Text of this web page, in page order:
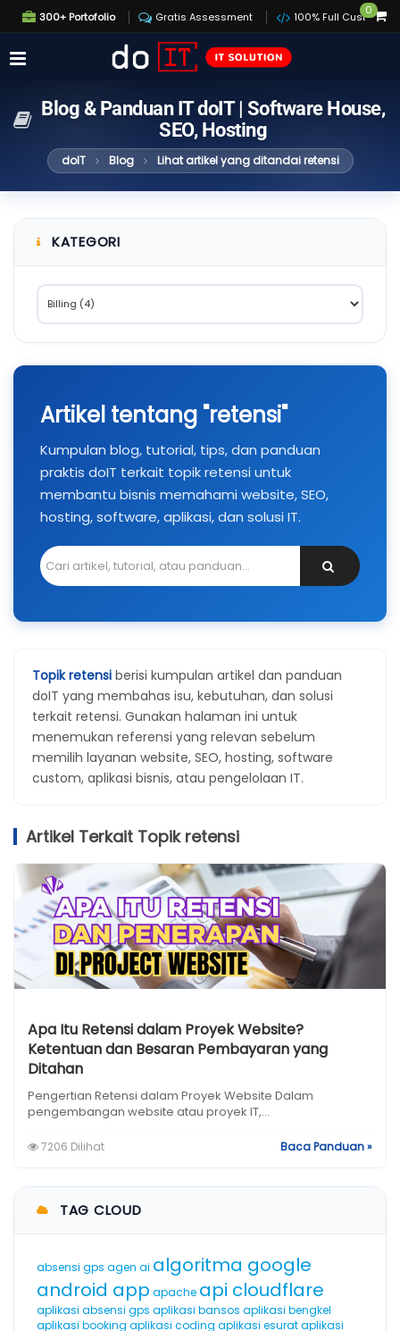
300+ Portofolio Gratis Assessment 100% Full Custom
0
Blog & Panduan IT doIT | Software House,
SEO, Hosting
doIT Blog Lihat artikel yang ditandai retensi
KATEGORI
Artikel tentang "retensi"
Kumpulan blog, tutorial, tips, dan panduan
praktis doIT terkait topik retensi untuk
membantu bisnis memahami website, SEO,
hosting, software, aplikasi, dan solusi IT.
Topik retensi berisi kumpulan artikel dan panduan
doIT yang membahas isu, kebutuhan, dan solusi
terkait retensi. Gunakan halaman ini untuk
menemukan referensi yang relevan sebelum
memilih layanan website, SEO, hosting, software
custom, aplikasi bisnis, atau pengelolaan IT.
Artikel Terkait Topik retensi
Apa Itu Retensi dalam Proyek Website?
Ketentuan dan Besaran Pembayaran yang
Ditahan
Pengertian Retensi dalam Proyek Website Dalam
pengembangan website atau proyek IT,...
7206 Dilihat Baca Panduan »
TAG CLOUD
absensi gps agen ai algoritma google
android app apache api cloudflare
aplikasi absensi gps aplikasi bansos aplikasi bengkel
aplikasi booking aplikasi coding aplikasi esurataplikasi